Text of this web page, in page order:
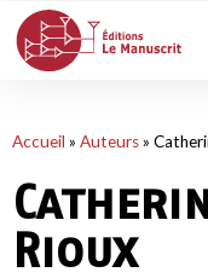
Accueil » Auteurs»
Rioux